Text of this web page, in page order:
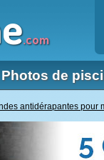
.com
Photos de
antidérapantes pour